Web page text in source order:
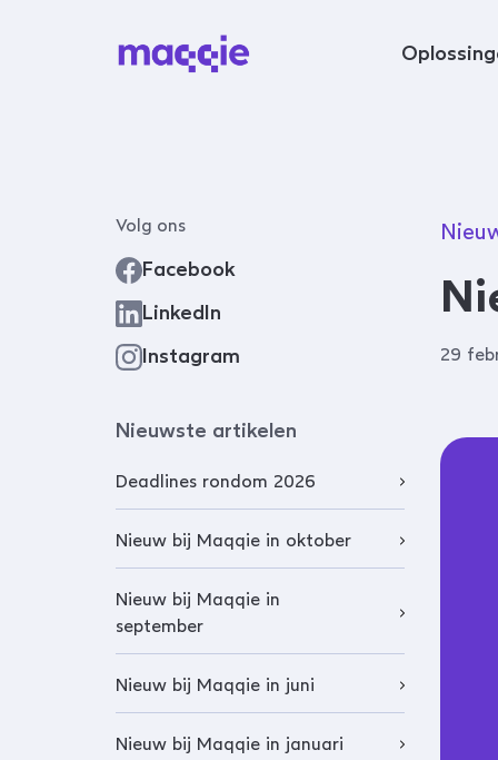
Volg ons
Facebook
LinkedIn
Instagram
Nieuwste artikelen
Deadlines rondom 2026
Nieuw bij Maqqie in oktober
Nieuw bij Maqqie in
september
Nieuw bij Maqqie in juni
Nieuw bij Maqqie in januari
29